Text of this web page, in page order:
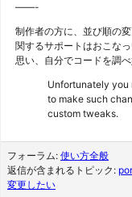
——-
制作者の方に、並び順の
関するサポートはおこな
思い、自分でコードを調べ
Unfortunately you
to make such
custom tweaks.
フォーラム: 使い方全般
返信が含まれるトピック:
変更したい